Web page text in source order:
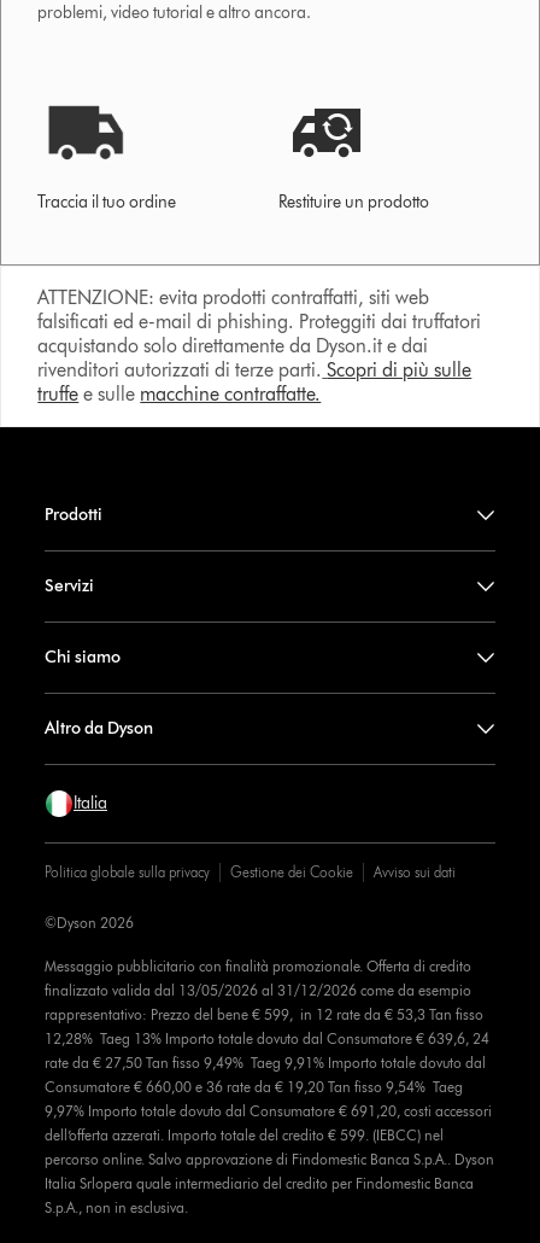
problemi, video tutorial e altro ancora.
Traccia il tuo ordine Restituire un prodotto
ATTENZIONE: evita prodotti contraffatti, siti web
falsificati ed e-mail di phishing. Proteggiti dai truffatori
acquistando solo direttamente da Dyson.it e dai
rivenditori autorizzati di terze parti. Scopri di più sulle
truffe e sulle macchine contraffatte.
Prodotti
Servizi
Chi siamo
Altro da Dyson
Italia
Politica globale sulla privacy Gestione dei Cookie Avviso sui dati
Messaggio pubblicitario con finalità promozionale. Offerta di credito
finalizzato valida dal 13/05/2026 al 31/12/2026 come da esempio
rappresentativo: Prezzo del bene € 599, in 12 rate da € 53,3 Tan fisso
12,28% Taeg 13% Importo totale dovuto dal Consumatore € 639,6, 24
rate da € 27,50 Tan fisso 9,49% Taeg 9,91% Importo totale dovuto dal
Consumatore € 660,00 e 36 rate da € 19,20 Tan fisso 9,54% Taeg
9,97% Importo totale dovuto dal Consumatore € 691,20, costi accessori
dell’offerta azzerati. Importo totale del credito € 599. (IEBCC) nel
percorso online. Salvo approvazione di Findomestic Banca S.p.A.. Dyson
Italia Srlopera quale intermediario del credito per Findomestic Banca
S.p.A., non in esclusiva.
©Dyson 2026